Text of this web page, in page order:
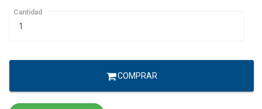
Cantidad
COMPRAR